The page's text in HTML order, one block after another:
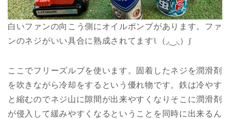
白いファンの向こう側にオイルポンプがあります。ファ
ンのネジがいい具合に熟成されてますʅ（◞‿◟）ʃ
ここでフリーズルブを使います。固着したネジを潤滑剤
を吹きながら冷却をするという優れ物です。鉄は冷やす
と縮むのでネジ山に隙間が出来やすくなりそこに潤滑剤
が侵入して緩みやすくなるということを同時に出来るん